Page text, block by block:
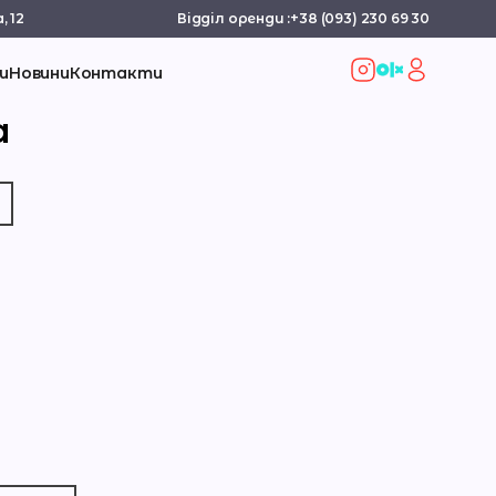
12 Відділ оренди :+38 (093) 230 69 30
НовиниКонтакти